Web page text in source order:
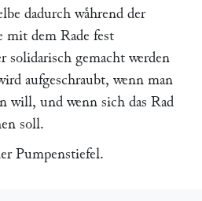
dadurch waͤhrend der
mit dem Rade fest
solidarisch gemacht werden
aufgeschraubt, wenn man
will, und wenn sich das Rad
soll.
Pumpenstiefel.